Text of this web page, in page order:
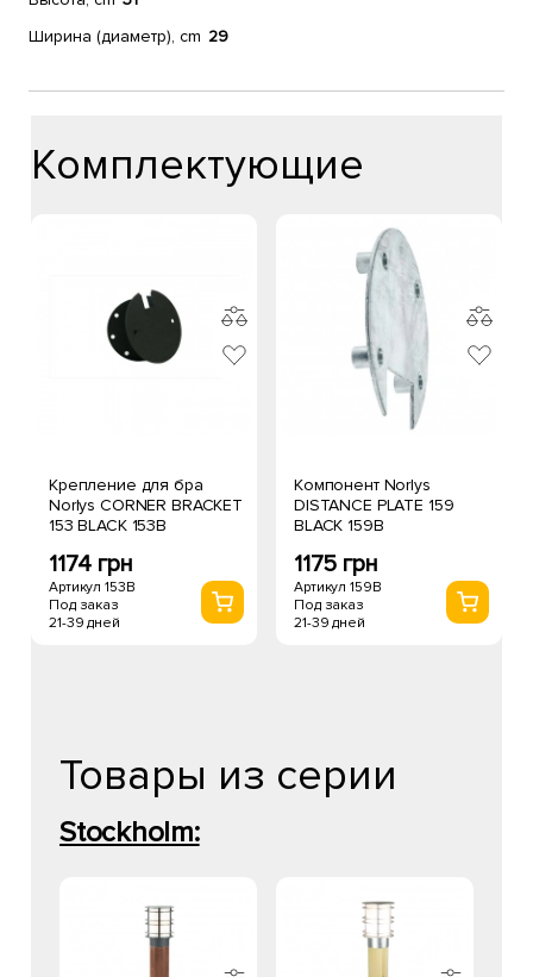
Ширина (диаметр), cm 29
Комплектующие
Крепление для бра
Norlys CORNER BRACKET
153 BLACK 153B
1174 грн
Артикул 153B
Под заказ
21-39 дней
Компонент Norlys
DISTANCE PLATE 159
BLACK 159B
1175 грн
Артикул 159B
Под заказ
21-39 дней
Товары из серии
Stockholm: